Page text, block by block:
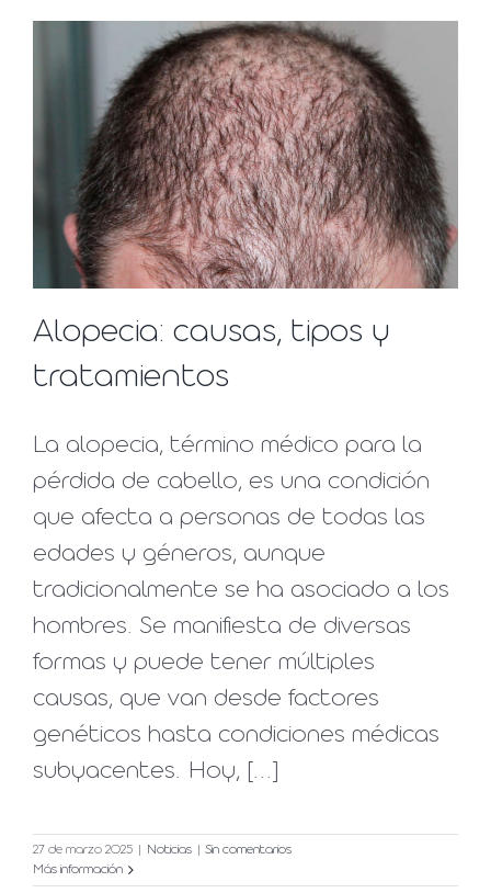
Alopecia: causas, tipos y
tratamientos
La alopecia, término médico para la
pérdida de cabello, es una condición
que afecta a personas de todas las
edades y géneros, aunque
tradicionalmente se ha asociado a los
hombres. Se manifiesta de diversas
formas y puede tener múltiples
causas, que van desde factores
genéticos hasta condiciones médicas
subyacentes. Hoy, [...]
27 de marzo 2025 Noticias
Sin comentarios
Más información